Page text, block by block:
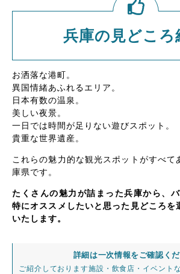
兵庫の見どころ
お洒落な港町。
異国情緒あふれるエリア。
日本有数の温泉。
美しい夜景。
一日では時間が足りない遊びスポット。
貴重な世界遺産。
これらの魅力的な観光スポットがすべて
庫県です。
たくさんの魅力が詰まった兵庫から、
特にオススメしたいと思った見どころを
いたします。
詳細は一次情報をご確認く
ご紹介しております施設・飲食店・イベント